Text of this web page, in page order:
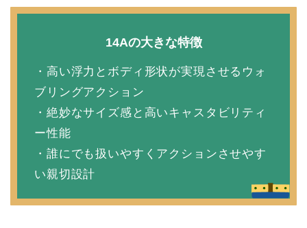
14Aの大きな特徴
・高い浮力とボディ形状が実現させるウォ
ブリングアクション
・絶妙なサイズ感と高いキャスタビリティ
ー性能
・誰にでも扱いやすくアクションさせやす
い親切設計